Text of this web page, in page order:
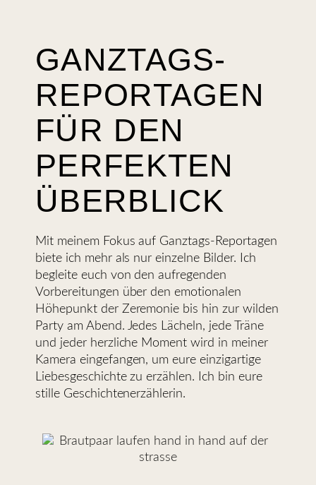
GANZTAGS-
REPORTAGEN
FÜR DEN
PERFEKTEN
ÜBERBLICK
Mit meinem Fokus auf Ganztags-Reportagen
biete ich mehr als nur einzelne Bilder. Ich
begleite euch von den aufregenden
Vorbereitungen über den emotionalen
Höhepunkt der Zeremonie bis hin zur wilden
Party am Abend. Jedes Lächeln, jede Träne
und jeder herzliche Moment wird in meiner
Kamera eingefangen, um eure einzigartige
Liebesgeschichte zu erzählen. Ich bin eure
stille Geschichtenerzählerin.